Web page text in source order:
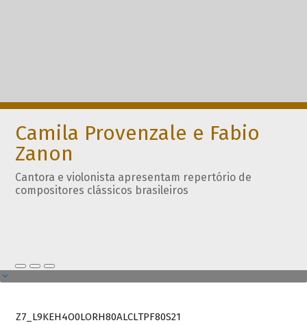
Camila Provenzale e Fabio
Zanon
Cantora e violonista apresentam repertório de
compositores clássicos brasileiros
Z7_L9KEH4O0LORH80ALCLTPF80S21